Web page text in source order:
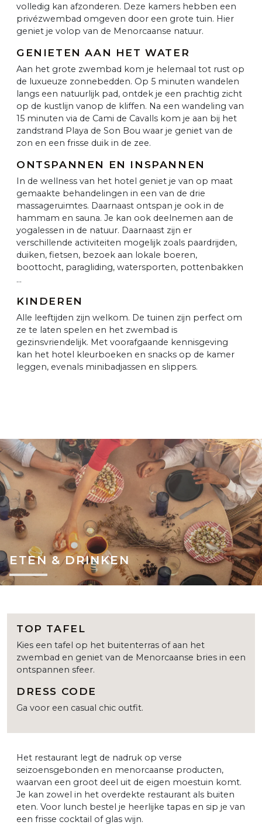
volledig kan afzonderen. Deze kamers hebben een
privézwembad omgeven door een grote tuin. Hier
geniet je volop van de Menorcaanse natuur.
GENIETEN AAN HET WATER
Aan het grote zwembad kom je helemaal tot rust op
de luxueuze zonnebedden. Op 5 minuten wandelen
langs een natuurlijk pad, ontdek je een prachtig zicht
op de kustlijn vanop de kliffen. Na een wandeling van
15 minuten via de Cami de Cavalls kom je aan bij het
zandstrand Playa de Son Bou waar je geniet van de
zon en een frisse duik in de zee.
ONTSPANNEN EN INSPANNEN
In de wellness van het hotel geniet je van op maat
gemaakte behandelingen in een van de drie
massageruimtes. Daarnaast ontspan je ook in de
hammam en sauna. Je kan ook deelnemen aan de
yogalessen in de natuur. Daarnaast zijn er
verschillende activiteiten mogelijk zoals paardrijden,
duiken, fietsen, bezoek aan lokale boeren,
boottocht, paragliding, watersporten, pottenbakken
…
KINDEREN
Alle leeftijden zijn welkom. De tuinen zijn perfect om
ze te laten spelen en het zwembad is
gezinsvriendelijk. Met voorafgaande kennisgeving
kan het hotel kleurboeken en snacks op de kamer
leggen, evenals minibadjassen en slippers.
ETEN & DRINKEN
TOP TAFEL
Kies een tafel op het buitenterras of aan het
zwembad en geniet van de Menorcaanse bries in een
ontspannen sfeer.
DRESS CODE
Ga voor een casual chic outfit.
Het restaurant legt de nadruk op verse
seizoensgebonden en menorcaanse producten,
waarvan een groot deel uit de eigen moestuin komt.
Je kan zowel in het overdekte restaurant als buiten
eten. Voor lunch bestel je heerlijke tapas en sip je van
een frisse cocktail of glas wijn.